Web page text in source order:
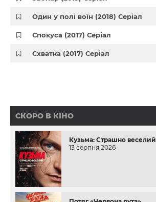
Один у полі воїн (2018) Серіал
Спокуса (2017) Серіал
Схватка (2017) Серіал
СКОРО В КІНО
Кузьма: Страшно веселий
13 серпня 2026